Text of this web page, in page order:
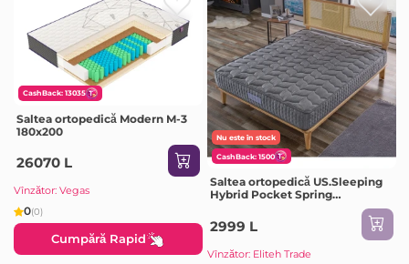
CashBack: 13035
Saltea ortopedică Modern M-3
180x200
26070 L
Vînzător: Vegas
0(0)
Cumpără Rapid
Nu este în stock
CashBack: 1500
Saltea ortopedică US.Sleeping
Hybrid Pocket Spring
2999 L
Vînzător: Eliteh Trade